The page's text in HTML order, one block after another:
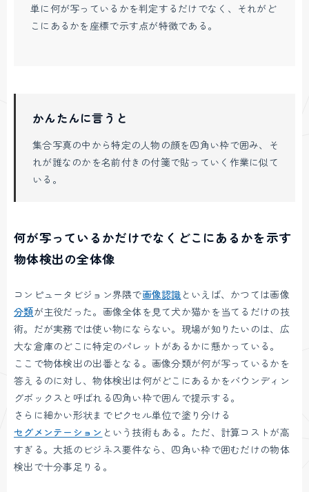
単に何が写っているかを判定するだけでなく、それがど
こにあるかを座標で示す点が特徴である。
かんたんに言うと
集合写真の中から特定の人物の顔を四角い枠で囲み、そ
れが誰なのかを名前付きの付箋で貼っていく作業に似て
いる。
何が写っているかだけでなくどこにあるかを示す
物体検出の全体像
コンピュータビジョン界隈で画像認識 といえば、かつては画像
分類が主役だった。画像全体を見て犬か猫かを当てるだけの技
術。だが実務では使い物にならない。現場が知りたいのは、広
大な倉庫のどこに特定のパレットがあるかに懸かっている。
ここで物体検出の出番となる。画像分類が何が写っているかを
答えるのに対し、物体検出は何がどこにあるかをバウンディン
グボックスと呼ばれる四角い枠で囲んで提示する。
さらに細かい形状までピクセル単位で塗り分ける
セグメンテーション という技術もある。ただ、計算コストが高
すぎる。大抵のビジネス要件なら、四角い枠で囲むだけの物体
検出で十分事足りる。